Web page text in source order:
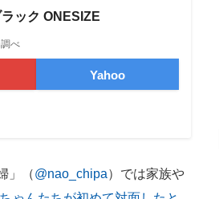
ック ONESIZE
べ
Yahoo
」（@nao_chipa）では家族や